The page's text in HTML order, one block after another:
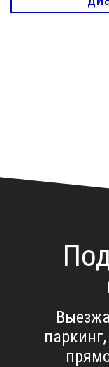
паркинг,